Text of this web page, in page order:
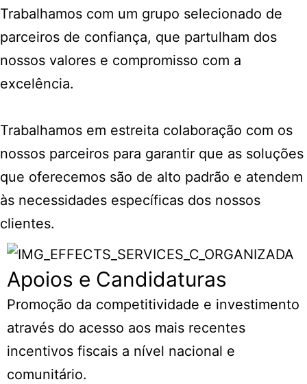
Trabalhamos com um grupo selecionado de
parceiros de confiança, que partulham dos
nossos valores e compromisso com a
excelência.
Trabalhamos em estreita colaboração com os
nossos parceiros para garantir que as soluções
que oferecemos são de alto padrão e atendem
às necessidades específicas dos nossos
clientes.
Apoios e Candidaturas
Promoção da competitividade e investimento
através do acesso aos mais recentes
incentivos fiscais a nível nacional e
comunitário.